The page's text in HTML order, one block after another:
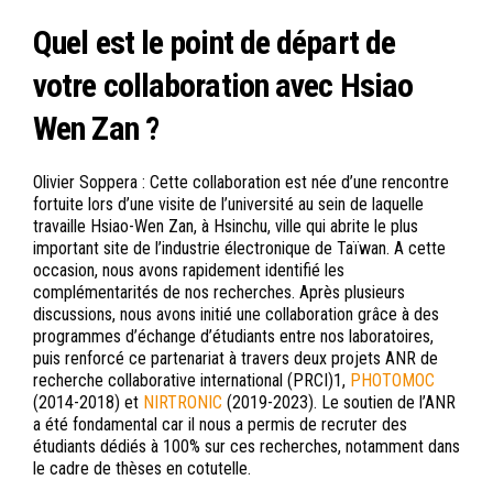
Quel est le point de départ de
votre collaboration avec Hsiao
Wen Zan ?
Olivier Soppera : Cette collaboration est née d’une rencontre
fortuite lors d’une visite de l’université au sein de laquelle
travaille Hsiao-Wen Zan, à Hsinchu, ville qui abrite le plus
important site de l’industrie électronique de Taïwan. A cette
occasion, nous avons rapidement identifié les
complémentarités de nos recherches. Après plusieurs
discussions, nous avons initié une collaboration grâce à des
programmes d’échange d’étudiants entre nos laboratoires,
puis renforcé ce partenariat à travers deux projets ANR de
recherche collaborative international (PRCI)1, PHOTOMOC
(2014-2018) et NIRTRONIC (2019-2023). Le soutien de l’ANR
a été fondamental car il nous a permis de recruter des
étudiants dédiés à 100% sur ces recherches, notamment dans
le cadre de thèses en cotutelle.